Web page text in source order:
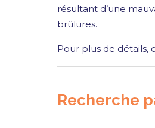
résultant d’une
brûlures.
Pour plus de détails,
Recherche